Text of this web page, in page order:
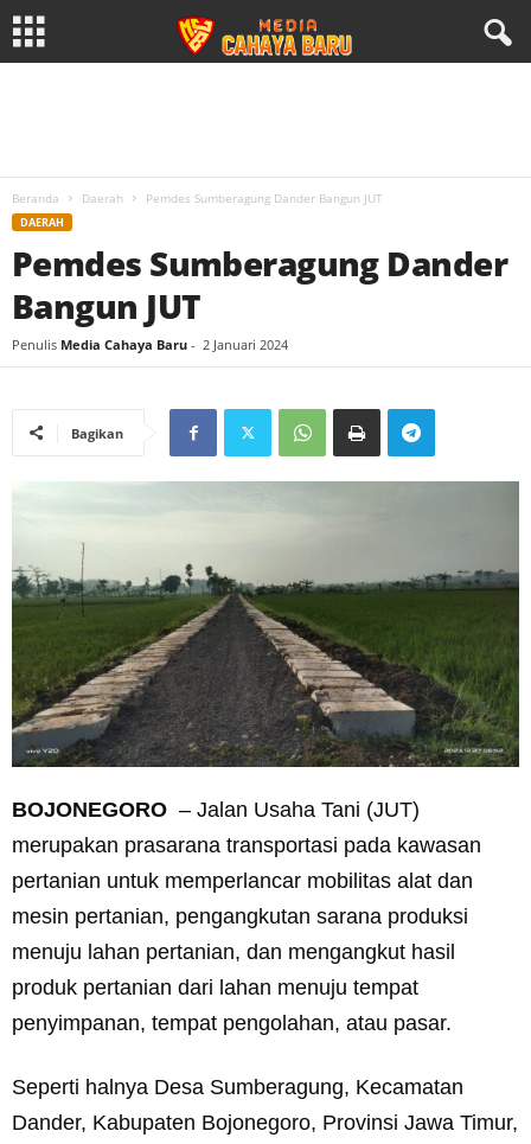
Beranda Daerah Pemdes Sumberagung Dander Bangun JUT
DAERAH
Pemdes Sumberagung Dander
Bangun JUT
Penulis Media Cahaya Baru - 2 Januari 2024
Bagikan
BOJONEGORO – Jalan Usaha Tani (JUT)
merupakan prasarana transportasi pada kawasan
pertanian untuk memperlancar mobilitas alat dan
mesin pertanian, pengangkutan sarana produksi
menuju lahan pertanian, dan mengangkut hasil
produk pertanian dari lahan menuju tempat
penyimpanan, tempat pengolahan, atau pasar.
Seperti halnya Desa Sumberagung, Kecamatan
Dander, Kabupaten Bojonegoro, Provinsi Jawa Timur,